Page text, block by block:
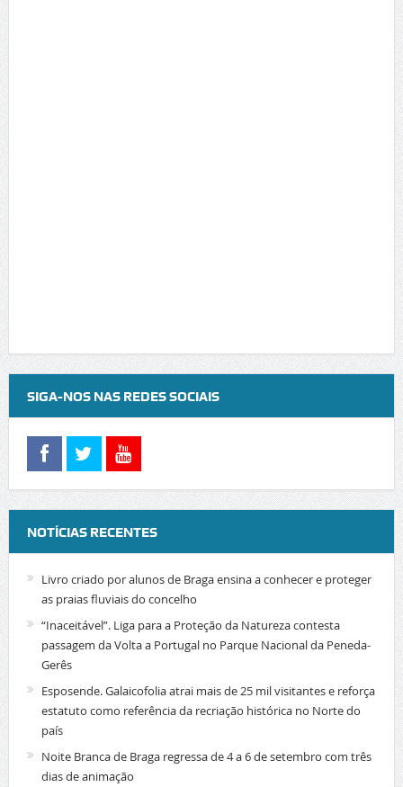
SIGA-NOS NAS REDES SOCIAIS
NOTÍCIAS RECENTES
Livro criado por alunos de Braga ensina a conhecer e proteger
as praias fluviais do concelho
“Inaceitável”. Liga para a Proteção da Natureza contesta
passagem da Volta a Portugal no Parque Nacional da Peneda-
Gerês
Esposende. Galaicofolia atrai mais de 25 mil visitantes e reforça
estatuto como referência da recriação histórica no Norte do
país
Noite Branca de Braga regressa de 4 a 6 de setembro com três
dias de animação